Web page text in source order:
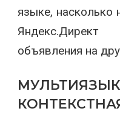
языке, насколько
объявления на